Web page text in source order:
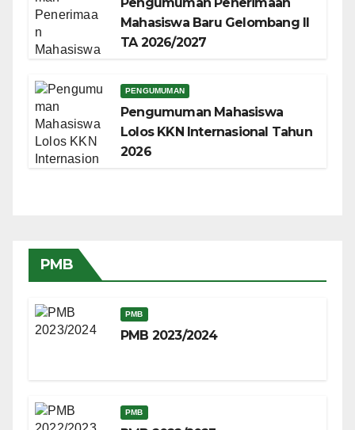
Mahasiswa Baru Gelombang II
TA 2026/2027
PENGUMUMAN
Pengumuman Mahasiswa
Lolos KKN Internasional Tahun
2026
PMB
PMB
PMB 2023/2024
PMB